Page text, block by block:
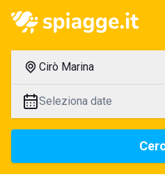
Cirò Marina
Seleziona date